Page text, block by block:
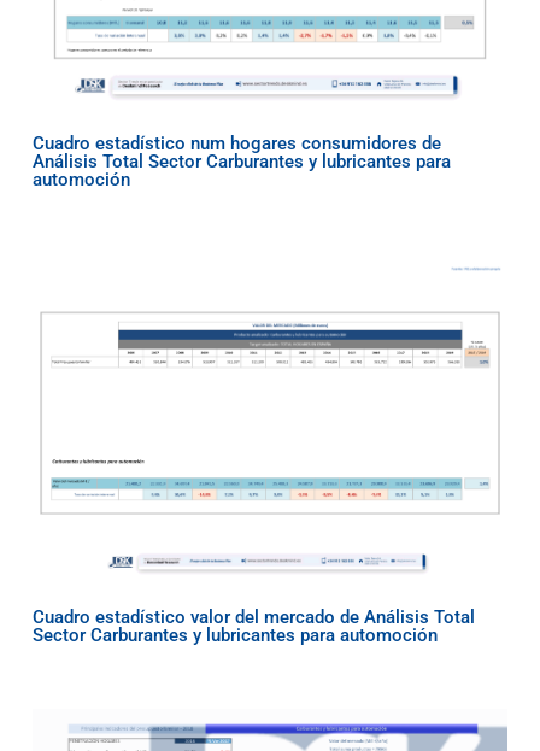
Cuadro estadístico num hogares consumidores de
Análisis Total Sector Carburantes y lubricantes para
automoción
Cuadro estadístico valor del mercado de Análisis Total
Sector Carburantes y lubricantes para automoción